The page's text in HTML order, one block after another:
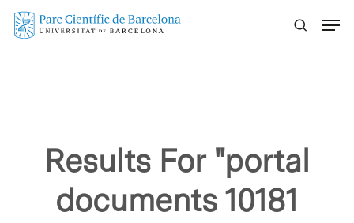
Skip
Results For "portal
documents 10181